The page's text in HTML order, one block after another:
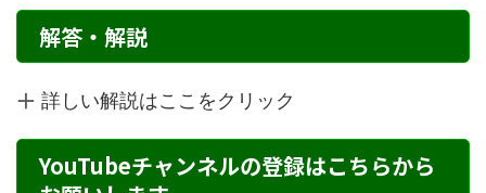
解答・解説
詳しい解説はここをクリック
YouTubeチャンネルの登録はこちらから